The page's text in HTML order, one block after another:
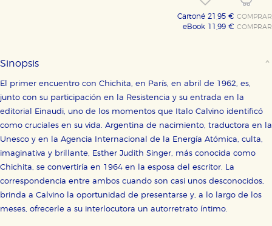
Cartoné 21,95 € COMPRAR
eBook 11,99 € COMPRAR
Sinopsis
El primer encuentro con Chichita, en París, en abril de 1962, es,
junto con su participación en la Resistencia y su entrada en la
editorial Einaudi, uno de los momentos que Italo Calvino identificó
como cruciales en su vida. Argentina de nacimiento, traductora en la
Unesco y en la Agencia Internacional de la Energía Atómica, culta,
imaginativa y brillante, Esther Judith Singer, más conocida como
Chichita, se convertiría en 1964 en la esposa del escritor. La
correspondencia entre ambos cuando son casi unos desconocidos,
brinda a Calvino la oportunidad de presentarse y, a lo largo de los
meses, ofrecerle a su interlocutora un autorretrato íntimo.